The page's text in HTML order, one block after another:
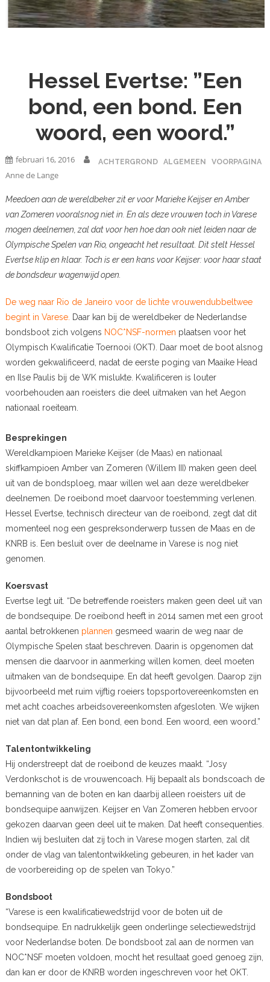
Hessel Evertse: ”Een
bond, een bond. Een
woord, een woord.”
ACHTERGROND ALGEMEEN VOORPAGINA
februari 16, 2016
Anne de Lange
Meedoen aan de wereldbeker zit er voor Marieke Keijser en Amber
van Zomeren vooralsnog niet in. En als deze vrouwen toch in Varese
mogen deelnemen, zal dat voor hen hoe dan ook niet leiden naar de
Olympische Spelen van Rio, ongeacht het resultaat. Dit stelt Hessel
Evertse klip en klaar. Toch is er een kans voor Keijser: voor haar staat
de bondsdeur wagenwijd open.
De weg naar Rio de Janeiro voor de lichte vrouwendubbeltwee
begint in Varese. Daar kan bij de wereldbeker de Nederlandse
bondsboot zich volgens NOC*NSF-normen plaatsen voor het
Olympisch Kwalificatie Toernooi (OKT). Daar moet de boot alsnog
worden gekwalificeerd, nadat de eerste poging van Maaike Head
en Ilse Paulis bij de WK mislukte. Kwalificeren is louter
voorbehouden aan roeisters die deel uitmaken van het Aegon
nationaal roeiteam.
Besprekingen
Wereldkampioen Marieke Keijser (de Maas) en nationaal
skiffkampioen Amber van Zomeren (Willem III) maken geen deel
uit van de bondsploeg, maar willen wel aan deze wereldbeker
deelnemen. De roeibond moet daarvoor toestemming verlenen.
Hessel Evertse, technisch directeur van de roeibond, zegt dat dit
momenteel nog een gespreksonderwerp tussen de Maas en de
KNRB is. Een besluit over de deelname in Varese is nog niet
genomen.
Koersvast
Evertse legt uit. “De betreffende roeisters maken geen deel uit van
de bondsequipe. De roeibond heeft in 2014 samen met een groot
aantal betrokkenen plannen gesmeed waarin de weg naar de
Olympische Spelen staat beschreven. Daarin is opgenomen dat
mensen die daarvoor in aanmerking willen komen, deel moeten
uitmaken van de bondsequipe. En dat heeft gevolgen. Daarop zijn
bijvoorbeeld met ruim vijftig roeiers topsportovereenkomsten en
met acht coaches arbeidsovereenkomsten afgesloten. We wijken
niet van dat plan af. Een bond, een bond. Een woord, een woord.”
Talentontwikkeling
Hij onderstreept dat de roeibond de keuzes maakt. “Josy
Verdonkschot is de vrouwencoach. Hij bepaalt als bondscoach de
bemanning van de boten en kan daarbij alleen roeisters uit de
bondsequipe aanwijzen. Keijser en Van Zomeren hebben ervoor
gekozen daarvan geen deel uit te maken. Dat heeft consequenties.
Indien wij besluiten dat zij toch in Varese mogen starten, zal dit
onder de vlag van talentontwikkeling gebeuren, in het kader van
de voorbereiding op de spelen van Tokyo.”
Bondsboot
“Varese is een kwalificatiewedstrijd voor de boten uit de
bondsequipe. En nadrukkelijk geen onderlinge selectiewedstrijd
voor Nederlandse boten. De bondsboot zal aan de normen van
NOC*NSF moeten voldoen, mocht het resultaat goed genoeg zijn,
dan kan er door de KNRB worden ingeschreven voor het OKT.